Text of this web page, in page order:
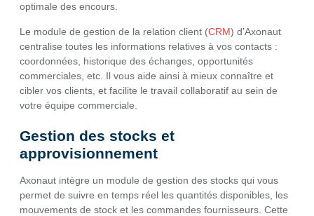
optimale des encours.
Le module de gestion de la relation client (CRM) d’Axonaut
centralise toutes les informations relatives à vos contacts :
coordonnées, historique des échanges, opportunités
commerciales, etc. Il vous aide ainsi à mieux connaître et
cibler vos clients, et facilite le travail collaboratif au sein de
votre équipe commerciale.
Gestion des stocks et
approvisionnement
Axonaut intègre un module de gestion des stocks qui vous
permet de suivre en temps réel les quantités disponibles, les
mouvements de stock et les commandes fournisseurs. Cette